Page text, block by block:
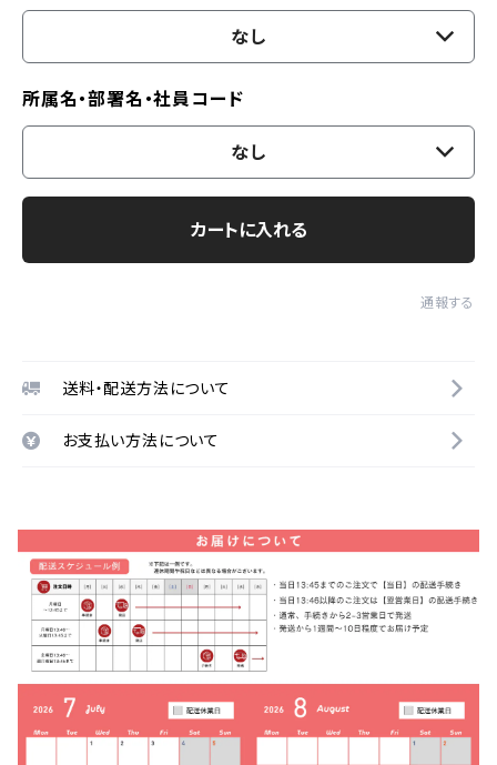
なし
所属名・部署名・社員コード
なし
カートに入れる
通報する
送料・配送方法について
お支払い方法について